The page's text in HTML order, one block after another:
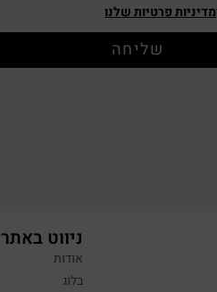
מדיניות פרטיות שלנו
שליחה
ניווט באתר
אודות
בלוג